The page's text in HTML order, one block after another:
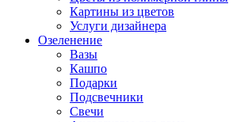
Картины из цветов
Услуги дизайнера
Озеленение
Вазы
Кашпо
Подарки
Подсвечники
Свечи